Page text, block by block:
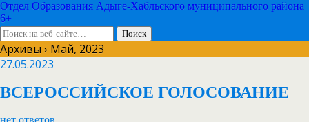
Отдел Образования Адыге-Хабльского муниципального района
6+
Архивы › Май, 2023
27.05.2023
ВСЕРОССИЙСКОЕ ГОЛОСОВАНИЕ
нет ответов